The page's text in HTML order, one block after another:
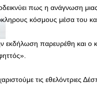
πως η ανάγνωση
κόσμους μέσα του
εκδήλωση παρευρέθη και
τις εθελόντριες